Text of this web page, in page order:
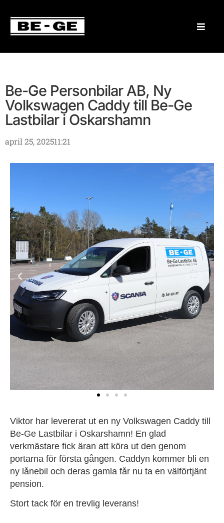
Be-Ge Personbilar AB, Ny
Volkswagen Caddy till Be-Ge
Lastbilar i Oskarshamn
april 25, 202511:21
Viktor har levererat ut en ny Volkswagen Caddy till
Be-Ge Lastbilar i Oskarshamn! En glad
verkmästare fick äran att köra ut den genom
portarna för första gången. Caddyn kommer bli en
ny lånebil och deras gamla får nu ta en välförtjänt
pension.
Stort tack för en trevlig leverans!